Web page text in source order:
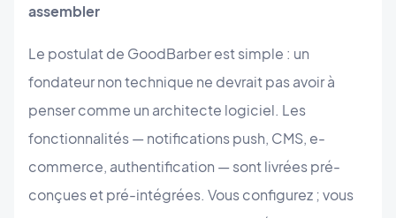
assembler
Le postulat de GoodBarber est simple : un
fondateur non technique ne devrait pas avoir à
penser comme un architecte logiciel. Les
fonctionnalités — notifications push, CMS, e-
commerce, authentification — sont livrées pré-
conçues et pré-intégrées. Vous configurez ; vous